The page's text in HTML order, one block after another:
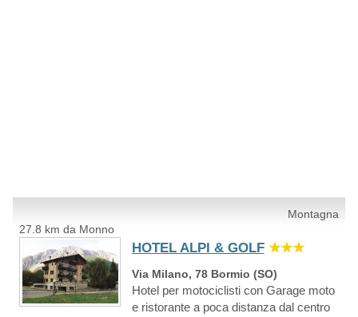
Montagna
27.8 km da Monno
HOTEL ALPI & GOLF ★★★
Via Milano, 78 Bormio (SO)
Hotel per motociclisti con Garage moto
e ristorante a poca distanza dal centro